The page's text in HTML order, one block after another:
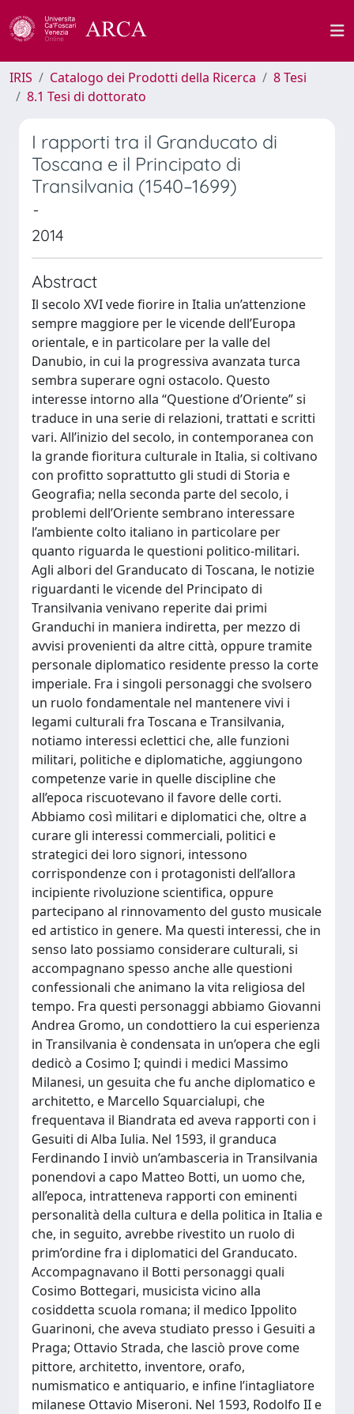
IRIS Catalogo dei Prodotti della Ricerca
8 Tesi
8.1 Tesi di dottorato
I rapporti tra il Granducato di
Toscana e il Principato di
Transilvania (1540–1699)
-
2014
Abstract
Il secolo XVI vede fiorire in Italia un’attenzione
sempre maggiore per le vicende dell’Europa
orientale, e in particolare per la valle del
Danubio, in cui la progressiva avanzata turca
sembra superare ogni ostacolo. Questo
interesse intorno alla “Questione d’Oriente” si
traduce in una serie di relazioni, trattati e scritti
vari. All’inizio del secolo, in contemporanea con
la grande fioritura culturale in Italia, si coltivano
con profitto soprattutto gli studi di Storia e
Geografia; nella seconda parte del secolo, i
problemi dell’Oriente sembrano interessare
l’ambiente colto italiano in particolare per
quanto riguarda le questioni politico-militari.
Agli albori del Granducato di Toscana, le notizie
riguardanti le vicende del Principato di
Transilvania venivano reperite dai primi
Granduchi in maniera indiretta, per mezzo di
avvisi provenienti da altre città, oppure tramite
personale diplomatico residente presso la corte
imperiale. Fra i singoli personaggi che svolsero
un ruolo fondamentale nel mantenere vivi i
legami culturali fra Toscana e Transilvania,
notiamo interessi eclettici che, alle funzioni
militari, politiche e diplomatiche, aggiungono
competenze varie in quelle discipline che
all’epoca riscuotevano il favore delle corti.
Abbiamo così militari e diplomatici che, oltre a
curare gli interessi commerciali, politici e
strategici dei loro signori, intessono
corrispondenze con i protagonisti dell’allora
incipiente rivoluzione scientifica, oppure
partecipano al rinnovamento del gusto musicale
ed artistico in genere. Ma questi interessi, che in
senso lato possiamo considerare culturali, si
accompagnano spesso anche alle questioni
confessionali che animano la vita religiosa del
tempo. Fra questi personaggi abbiamo Giovanni
Andrea Gromo, un condottiero la cui esperienza
in Transilvania è condensata in un’opera che egli
dedicò a Cosimo I; quindi i medici Massimo
Milanesi, un gesuita che fu anche diplomatico e
architetto, e Marcello Squarcialupi, che
frequentava il Biandrata ed aveva rapporti con i
Gesuiti di Alba Iulia. Nel 1593, il granduca
Ferdinando I inviò un’ambasceria in Transilvania
ponendovi a capo Matteo Botti, un uomo che,
all’epoca, intratteneva rapporti con eminenti
personalità della cultura e della politica in Italia e
che, in seguito, avrebbe rivestito un ruolo di
prim’ordine fra i diplomatici del Granducato.
Accompagnavano il Botti personaggi quali
Cosimo Bottegari, musicista vicino alla
cosiddetta scuola romana; il medico Ippolito
Guarinoni, che aveva studiato presso i Gesuiti a
Praga; Ottavio Strada, che lasciò prove come
pittore, architetto, inventore, orafo,
numismatico e antiquario, e infine l’intagliatore
milanese Ottavio Miseroni. Nel 1593, Rodolfo II e